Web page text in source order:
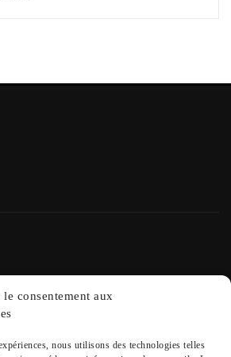
le consentement aux
nous utilisons des technologies telles